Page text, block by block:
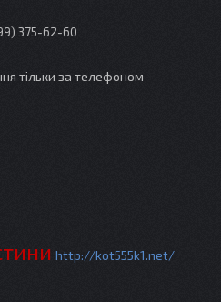
375-62-60
тільки за телефоном
http://kot555k1.net/